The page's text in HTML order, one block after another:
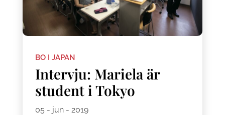
BO I JAPAN
Intervju: Mariela är
student i Tokyo
05 - jun - 2019